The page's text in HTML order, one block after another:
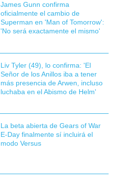
James Gunn confirma
oficialmente el cambio de
Superman en 'Man of Tomorrow':
'No será exactamente el mismo'
Liv Tyler (49), lo confirma: 'El
Señor de los Anillos iba a tener
más presencia de Arwen, incluso
luchaba en el Abismo de Helm'
La beta abierta de Gears of War
E-Day finalmente sí incluirá el
modo Versus